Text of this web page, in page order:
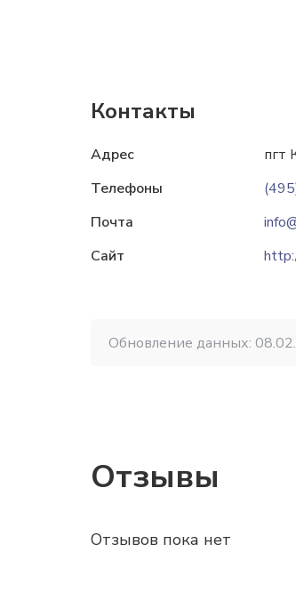
Контакты
Адрес
пгт
Телефоны
Почта
Сайт
Обновление данных:
Отзывы
Отзывов пока нет